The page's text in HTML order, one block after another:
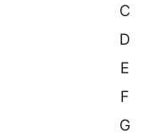
C
D
E
F
G